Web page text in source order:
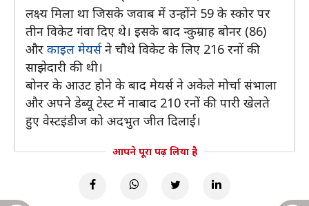
लक्ष्य मिला था जिसके जवाब में उन्होंने 59 के स्कोर पर
तीन विकेट गंवा दिए थे। इसके बाद न्कुम्राह बोनर (86)
और काइल मेयर्सने चौथे विकेट के लिए 216 रनों की
साझेदारी की थी।
बोनर के आउट होने के बाद मेयर्स ने अकेले मोर्चा संभाला
और अपने डेब्यू टेस्ट में नाबाद 210 रनों की पारी खेलते
हुए वेस्टइंडीज को अदभुत जीत दिलाई।
आपने पूरा पढ़ लिया है